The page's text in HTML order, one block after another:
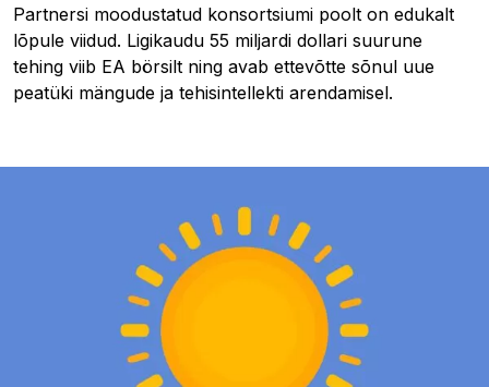
Partnersi moodustatud konsortsiumi poolt on edukalt
lõpule viidud. Ligikaudu 55 miljardi dollari suurune
tehing viib EA börsilt ning avab ettevõtte sõnul uue
peatüki mängude ja tehisintellekti arendamisel.